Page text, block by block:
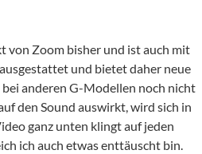
von Zoom bisher und ist auch mit
ausgestattet und bietet daher neue
bei anderen G-Modellen noch nicht
den Sound auswirkt, wird sich in
ganz unten klingt auf jeden
ich auch etwas enttäuscht bin.